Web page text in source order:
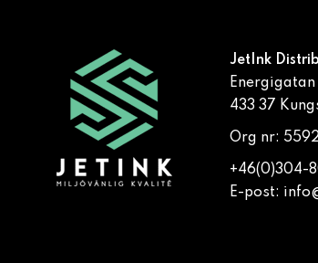
JetInk
Energigatan
433 37
Org nr:
+46(0)304-
E-post: